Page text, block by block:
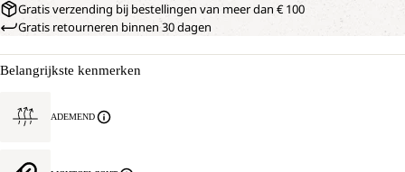
Gratis verzending bij bestellingen van meer dan € 100
Gratis retourneren binnen 30 dagen
Belangrijkste kenmerken
ADEMEND